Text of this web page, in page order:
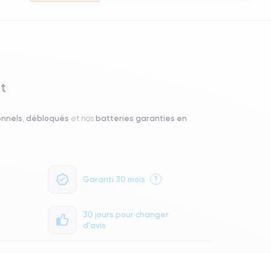
débloqués et nos batteries garanties en
Garanti 30 mois ?
30 jours pour changer
d'avis